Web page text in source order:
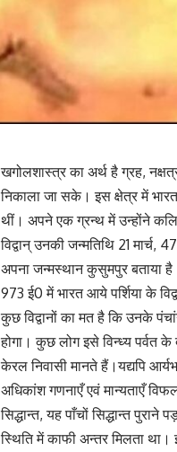
खगोलशास्त्र का अर्थ है ग्रह,
निकाला जा सके। इस क्षेत्र में
थीं। अपने एक ग्रन्थ में उन्होंने
विद्वान् उनकी जन्मतिथि 21
अपना जन्मस्थान कुसुमपुर बताया
973 ई0 में भारत आये पर्शिया के
कुछ विद्वानों का मत है कि उनके
होगा। कुछ लोग इसे विन्ध्य पर्वत के
केरल निवासी मानते हैं।यद्यपि
अधिकांश गणनाएँ एवं मान्यताएँ विफल
सिद्धान्त, यह पाँचों सिद्धान्त
स्थिति में काफी अन्तर मिलता था।